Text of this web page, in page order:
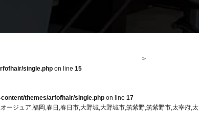
single.php on line 15
themes/arfofhair/single.php on line 17
ージュア,福岡,春日,春日市,大野城,大野城市,筑紫野,筑紫野市,太宰府,太